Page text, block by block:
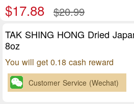
$17.88 $20.99
TAK SHING HONG Dried
8oz
You will get 0.18 cash reward
Customer Service (Wechat)